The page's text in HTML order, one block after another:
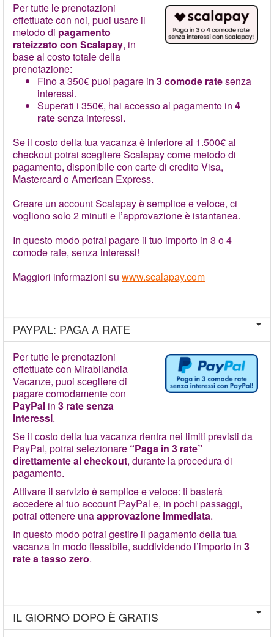
Per tutte le prenotazioni
effettuate con noi, puoi usare il
metodo di pagamento
rateizzato con Scalapay, in
base al costo totale della
prenotazione:
Fino a 350€ puoi pagare in 3 comode ratesenza
interessi.
Superati i 350€, hai accesso al pagamento in 4
ratesenza interessi.
Se il costo della tua vacanza è inferiore ai 1.500€ al
checkout potrai scegliere Scalapay come metodo di
pagamento, disponibile con carte di credito Visa,
Mastercard o American Express.
Creare un account Scalapay è semplice e veloce, ci
vogliono solo 2 minuti e l’approvazione è istantanea.
In questo modo potrai pagare il tuo importo in 3 o 4
comode rate, senza interessi!
Maggiori informazioni su www.scalapay.com
PAYPAL: PAGA A RATE
Per tutte le prenotazioni
effettuate con Mirabilandia
Vacanze, puoi scegliere di
pagare comodamente con
PayPal in 3 rate senza
interessi.
Se il costo della tua vacanza rientra nei limiti previsti da
PayPal, potrai selezionare “Paga in 3 rate”
direttamente al checkout, durante la procedura di
pagamento.
Attivare il servizio è semplice e veloce: ti basterà
accedere al tuo account PayPal e, in pochi passaggi,
potrai ottenere unaapprovazione immediata.
In questo modo potrai gestire il pagamento della tua
vacanza in modo flessibile, suddividendo l’importo in 3
rate a tasso zero.
IL GIORNO DOPO È GRATIS